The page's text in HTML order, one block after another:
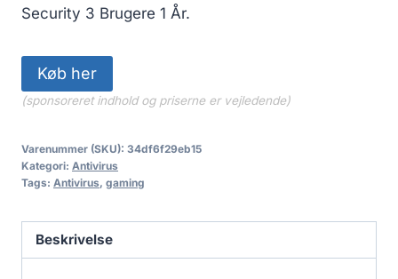
Security 3 Brugere 1 År.
Køb her
(sponsoreret indhold og priserne er vejledende)
Varenummer (SKU): 34df6f29eb15
Kategori: Antivirus
Tags: Antivirus, gaming
Beskrivelse